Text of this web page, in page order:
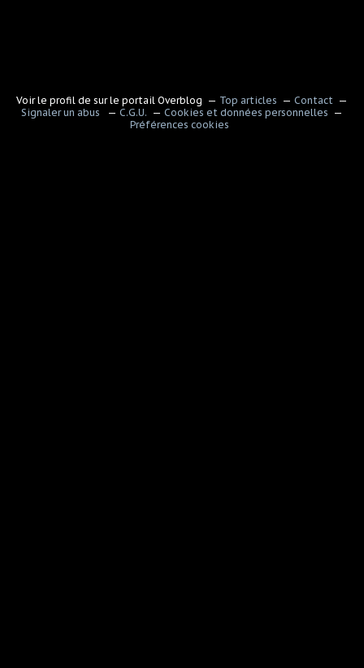
Voir le profil de sur le portail Overblog Top articles
Contact
Signaler un abus
C.G.U.
Cookies et données personnelles
Préférences cookies